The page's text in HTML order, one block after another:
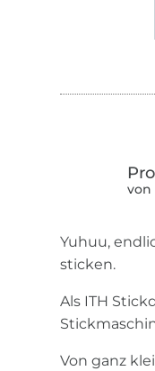
von
Yuhuu,
sticken.
Als ITH
Von ganz